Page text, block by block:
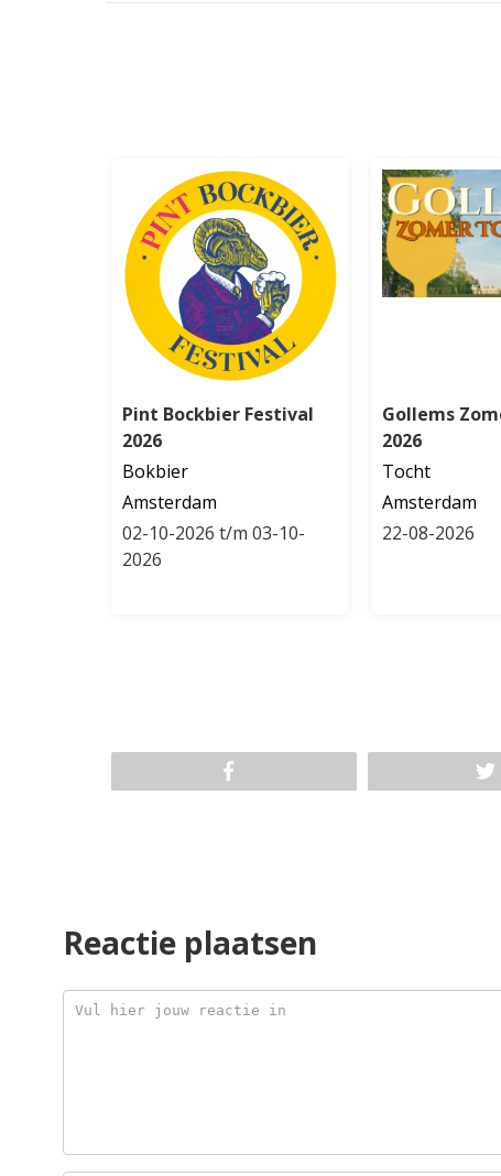
Pint Bockbier Festival
2026
Bokbier
Amsterdam
02-10-2026 t/m 03-10-
2026
Gollems
2026
Tocht
Amsterdam
22-08-2026
Reactie plaatsen